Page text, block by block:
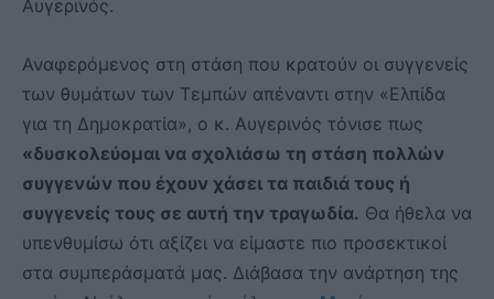
Αυγερινός.
Αναφερόμενος στη στάση που κρατούν οι συγγενείς
των θυμάτων των Τεμπών απέναντι στην «Ελπίδα
για τη Δημοκρατία», ο κ. Αυγερινός τόνισε πως
«δυσκολεύομαι να σχολιάσω τη στάση πολλών
συγγενών που έχουν χάσει τα παιδιά τους ή
συγγενείς τους σε αυτή την τραγωδία. Θα ήθελα να
υπενθυμίσω ότι αξίζει να είμαστε πιο προσεκτικοί
στα συμπεράσματά μας. Διάβασα την ανάρτηση της